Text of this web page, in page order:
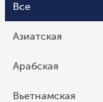
Все
Азиатская
Арабская
Вьетнамская